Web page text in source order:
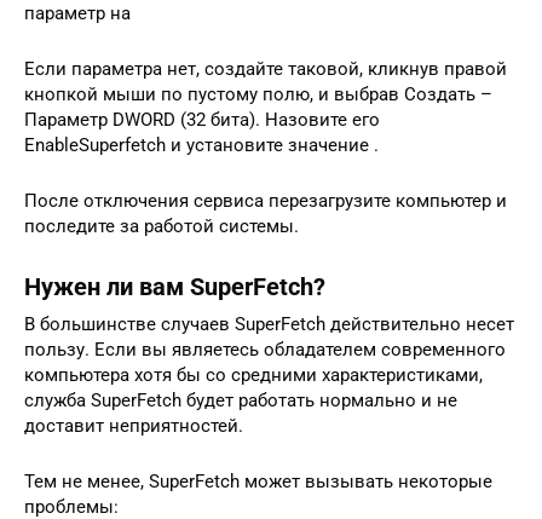
параметр на
Если параметра нет, создайте таковой, кликнув правой
кнопкой мыши по пустому полю, и выбрав Создать –
Параметр DWORD (32 бита). Назовите его
EnableSuperfetch и установите значение .
После отключения сервиса перезагрузите компьютер и
последите за работой системы.
Нужен ли вам SuperFetch?
В большинстве случаев SuperFetch действительно несет
пользу. Если вы являетесь обладателем современного
компьютера хотя бы со средними характеристиками,
служба SuperFetch будет работать нормально и не
доставит неприятностей.
Тем не менее, SuperFetch может вызывать некоторые
проблемы: